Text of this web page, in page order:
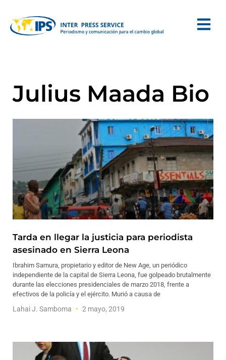
Julius Maada Bio
Tarda en llegar la justicia para periodista
asesinado en Sierra Leona
Ibrahim Samura, propietario y editor de New Age, un periódico
independiente de la capital de Sierra Leona, fue golpeado brutalmente
durante las elecciones presidenciales de marzo 2018, frente a
efectivos de la policía y el ejército. Murió a causa de
Lahai J. Samboma 2 mayo, 2019